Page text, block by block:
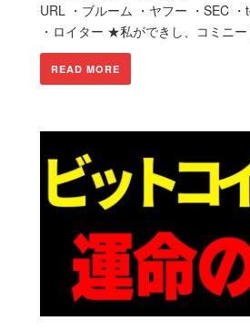
URL ・ブルーム ・ヤフー ・SEC
・ロイター ★私ができし、コミニ
READ MORE